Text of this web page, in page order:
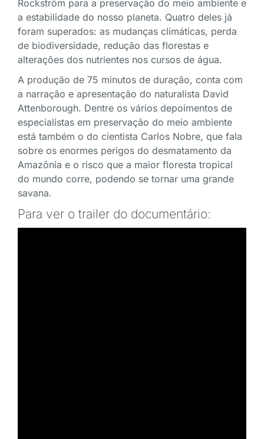
Rockström para a preservação do meio ambiente e
a estabilidade do nosso planeta. Quatro deles já
foram superados: as mudanças climáticas, perda
de biodiversidade, redução das florestas e
alterações dos nutrientes nos cursos de água.
A produção de 75 minutos de duração, conta com
a narração e apresentação do naturalista David
Attenborough. Dentre os vários depoimentos de
especialistas em preservação do meio ambiente
está também o do cientista Carlos Nobre, que fala
sobre os enormes perigos do desmatamento da
Amazônia e o risco que a maior floresta tropical
do mundo corre, podendo se tornar uma grande
savana.
Para ver o trailer do documentário: